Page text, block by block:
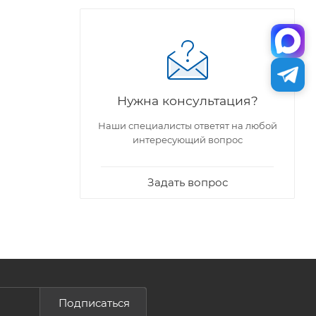
Нужна консультация?
Наши специалисты ответят на любой
интересующий вопрос
Задать вопрос
Подписаться